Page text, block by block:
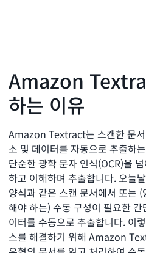
Amazon
하는 이유
Amazon Textract는 스캔한 문
소 및 데이터를 자동으로 추출하
단순한 광학 문자 인식(OCR)을
하고 이해하며 추출합니다. 오늘
양식과 같은 스캔 문서에서 또는
해야 하는) 수동 구성이 필요한
이터를 수동으로 추출합니다. 이
스를 해결하기 위해 Amazon